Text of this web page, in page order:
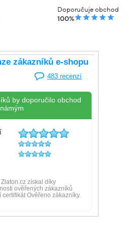
Doporučuje obchod
100%